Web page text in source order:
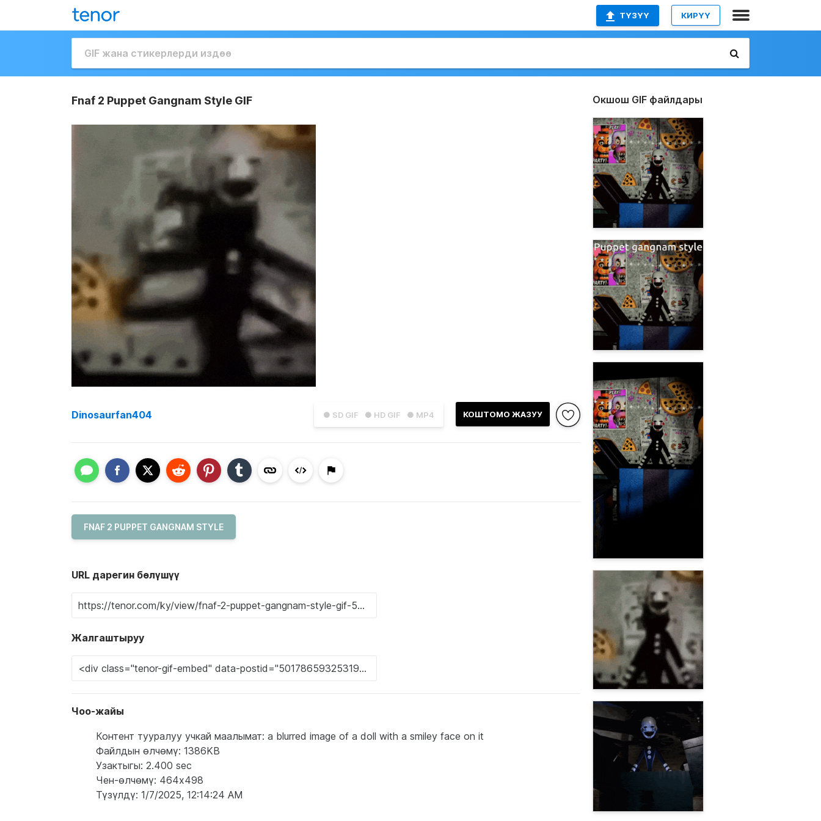
ТҮЗҮҮ КИРҮҮ
Fnaf 2 Puppet Gangnam Style GIF
● SD GIF ● HD GIF ● MP4 КОШТОМО ЖАЗУУ
Dinosaurfan404
FNAF 2 PUPPET GANGNAM STYLE
URL дарегин бөлүшүү
Жалгаштыруу
Чоо-жайы
Контент тууралуу учкай маалымат: a blurred image of a doll with a smiley face on it
Файлдын өлчөмү: 1386KB
Узактыгы: 2.400 sec
Чен-өлчөмү: 464x498
Түзүлдү: 1/7/2025, 12:14:24 AM
Окшош GIF файлдары